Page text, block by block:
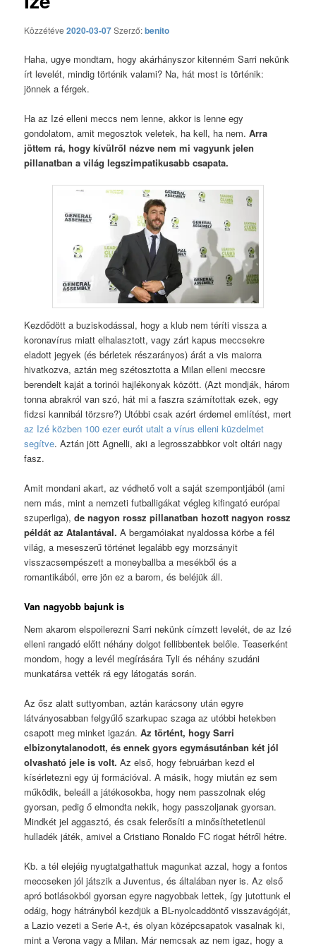
Közzétéve2020-03-07Szerző:benito
Haha, ugye mondtam, hogy akárhányszor kitenném Sarri nekünk
írt levelét, mindig történik valami? Na, hát most is történik:
jönnek a férgek.
Ha az Izé elleni meccs nem lenne, akkor is lenne egy
gondolatom, amit megosztok veletek, ha kell, ha nem.Arra
jöttem rá, hogy kívülről nézve nem mi vagyunk jelen
pillanatban a világ legszimpatikusabb csapata.
Kezdődött a buziskodással, hogy a klub nem téríti vissza a
koronavírus miatt elhalasztott, vagy zárt kapus meccsekre
eladott jegyek (és bérletek részarányos) árát a vis maiorra
hivatkozva, aztán meg szétosztotta a Milan elleni meccsre
berendelt kaját a torinói hajlékonyak között. (Azt mondják, három
tonna abrakról van szó, hát mi a faszra számítottak ezek, egy
fidzsi kannibál törzsre?) Utóbbi csak azért érdemel említést, mert
az Izé közben 100 ezer eurót utalt a vírus elleni küzdelmet
segítve. Aztán jött Agnelli, aki a legrosszabbkor volt oltári nagy
fasz.
Amit mondani akart, az védhető volt a saját szempontjából (ami
nem más, mint a nemzeti futballigákat végleg kifingató európai
szuperliga),de nagyon rossz pillanatban hozott nagyon rossz
példát az Atalantával.A bergamóiakat nyaldossa körbe a fél
világ, a meseszerű történet legalább egy morzsányit
visszacsempészett a moneyballba a mesékből és a
romantikából, erre jön ez a barom, és beléjük áll.
Van nagyobb bajunk is
Nem akarom elspoilerezni Sarri nekünk címzett levelét, de az Izé
elleni rangadó előtt néhány dolgot fellibbentek belőle. Teaserként
mondom, hogy a levél megírására Tyli és néhány szudáni
munkatársa vették rá egy látogatás során.
Az ősz alatt suttyomban, aztán karácsony után egyre
látványosabban felgyűlő szarkupac szaga az utóbbi hetekben
csapott meg minket igazán.Az történt, hogy Sarri
elbizonytalanodott, és ennek gyors egymásutánban két jól
olvasható jele is volt.Az első, hogy februárban kezd el
kísérletezni egy új formációval. A másik, hogy miután ez sem
működik, beleáll a játékosokba, hogy nem passzolnak elég
gyorsan, pedig ő elmondta nekik, hogy passzoljanak gyorsan.
Mindkét jel aggasztó, és csak felerősíti a minősíthetetlenül
hulladék játék, amivel a Cristiano Ronaldo FC riogat hétről hétre.
Kb. a tél elejéig nyugtatgathattuk magunkat azzal, hogy a fontos
meccseken jól játszik a Juventus, és általában nyer is. Az első
apró botlásokból gyorsan egyre nagyobbak lettek, így jutottunk el
odáig, hogy hátrányból kezdjük a BL-nyolcaddöntő visszavágóját,
a Lazio vezeti a Serie A-t, és olyan középcsapatok vasalnak ki,
mint a Verona vagy a Milan. Már nemcsak az nem igaz, hogy a